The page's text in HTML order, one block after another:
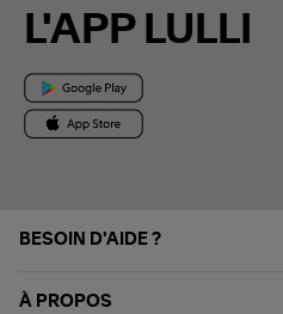
L'APP LULLI
BESOIN D'AIDE ?
À PROPOS